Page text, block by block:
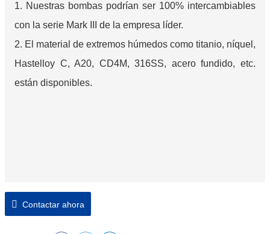
1. Nuestras bombas podrían ser 100% intercambiables
con la serie Mark III de la empresa líder.
2. El material de extremos húmedos como titanio, níquel,
Hastelloy C, A20, CD4M, 316SS, acero fundido, etc.
están disponibles.
Contactar ahora